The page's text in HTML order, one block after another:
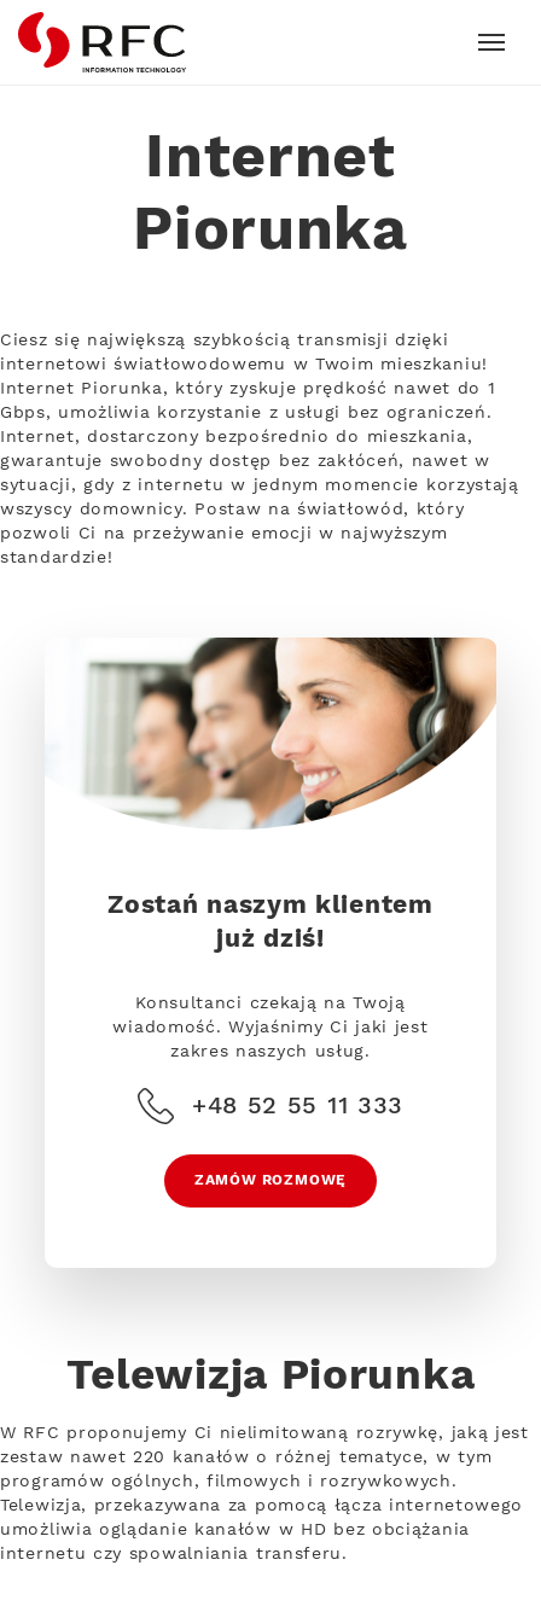
RFC
Internet
Piorunka
Ciesz się największą szybkością transmisji dzięki
internetowi światłowodowemu w Twoim mieszkaniu!
Internet Piorunka, który zyskuje prędkość nawet do 1
Gbps, umożliwia korzystanie z usługi bez ograniczeń.
Internet, dostarczony bezpośrednio do mieszkania,
gwarantuje swobodny dostęp bez zakłóceń, nawet w
sytuacji, gdy z internetu w jednym momencie korzystają
wszyscy domownicy. Postaw na światłowód, który
pozwoli Ci na przeżywanie emocji w najwyższym
standardzie!
Zostań naszym klientem
już dziś!
Konsultanci czekają na Twoją
wiadomość. Wyjaśnimy Ci jaki jest
zakres naszych usług.
+48 52 55 11 333
ZAMÓW ROZMOWĘ
Telewizja Piorunka
W RFC proponujemy Ci nielimitowaną rozrywkę, jaką jest
zestaw nawet 220 kanałów o różnej tematyce, w tym
programów ogólnych, filmowych i rozrywkowych.
Telewizja, przekazywana za pomocą łącza internetowego
umożliwia oglądanie kanałów w HD bez obciążania
internetu czy spowalniania transferu.